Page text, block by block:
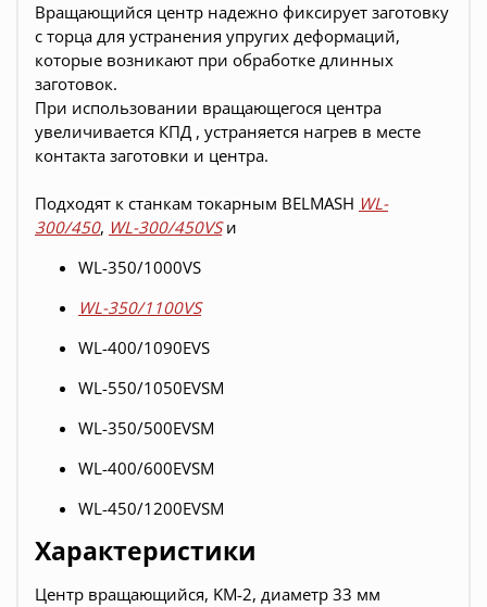
Вращающийся центр надежно фиксирует заготовку
с торца для устранения упругих деформаций,
которые возникают при обработке длинных
заготовок.
При использовании вращающегося центра
увеличивается КПД , устраняется нагрев в месте
контакта заготовки и центра.
Подходят к станкам токарным BELMASH WL-
300/450, WL-300/450VSи
WL-350/1000VS
WL-350/1100VS
WL-400/1090EVS
WL-550/1050EVSM
WL-350/500EVSM
WL-400/600EVSM
WL-450/1200EVSM
Характеристики
Центр вращающийся, KM-2, диаметр 33 мм